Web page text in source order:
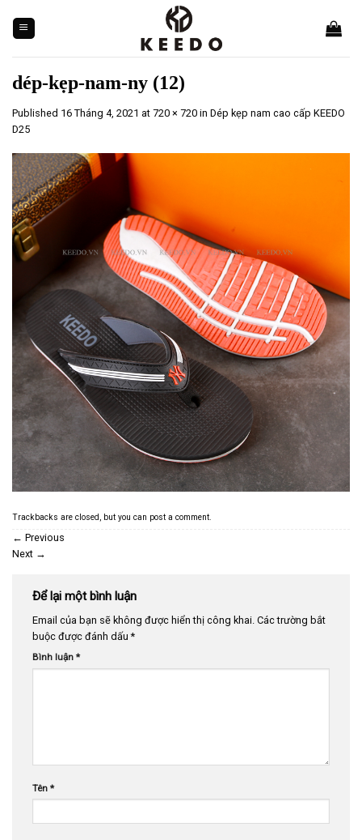
content
dép-kẹp-nam-ny (12)
Published 16 Tháng 4, 2021 at 720 × 720 in Dép kẹp nam cao cấp KEEDO
D25
Trackbacks are closed, but you can post a comment.
← Previous
Next →
Để lại một bình luận
Email của bạn sẽ không được hiển thị công khai. Các trường bắt
buộc được đánh dấu*
Bình luận *
Tên *